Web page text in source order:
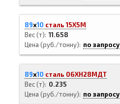
89х10 сталь 15Х5М
Вес (т) 11.658
Цена (руб./тонну)
по запросу
89х10 сталь 06ХН28МДТ
Вес (т)
0.235
Цена (руб./тонну)
по запросу